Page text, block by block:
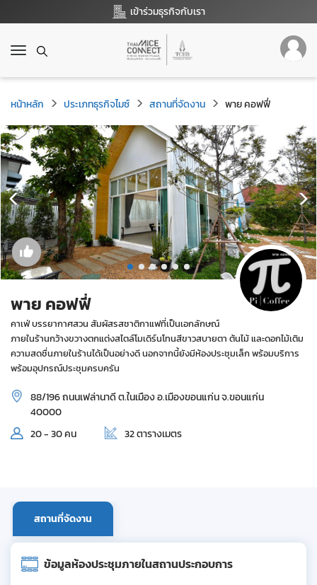
เข้าร่วมธุรกิจกับเรา
T
g
g
l
e
n
a
v
i
g
a
t
i
o
n
หน้าหลัก ประเภทธุรกิจไมซ์ สถานที่จัดงาน พาย คอฟฟี่
พาย คอฟฟี่
คาเฟ่ บรรยากาศสวน สัมผัสรสชาติกาแฟที่เป็นเอกลักษณ์
ภายในร้านกว้างขวางตกแต่งสไตล์โมเดิร์นโทนสีขาวสบายตา ต้นไม้ และดอกไม้เติม
ความสดชื่นภายในร้านได้เป็นอย่างดี นอกจากนี้ยังมีห้องประชุมเล็ก พร้อมบริการ
พร้อมอุปกรณ์ประชุมครบครัน
88/196 ถนนเฟล่านาดี ต.ในเมือง อ.เมืองขอนแก่น จ.ขอนแก่น
40000
20 - 30 คน
32 ตารางเมตร
สถานที่จัดงาน
ข้อมูลห้องประชุมภายในสถานประกอบการ